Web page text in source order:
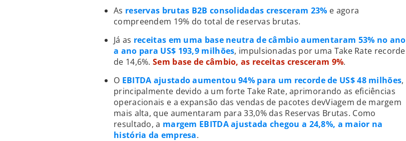
As reservas brutas B2B consolidadas cresceram 23% e agora
compreendem 19% do total de reservas brutas.
Já as receitas em uma base neutra de câmbio aumentaram 53% no ano
a ano para US$ 193,9 milhões, impulsionadas por uma Take Rate recorde
de 14,6%.Sem base de câmbio, as receitas cresceram 9%.
O EBITDA ajustado aumentou 94% para um recorde de US$ 48 milhões,
principalmente devido a um forte Take Rate, aprimorando as eficiências
operacionais e a expansão das vendas de pacotes devViagem de margem
mais alta, que aumentaram para 33,0% das Reservas Brutas. Como
resultado, a margem EBITDA ajustada chegou a 24,8%, a maior na
história da empresa.